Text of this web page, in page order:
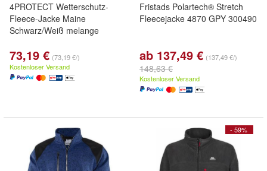
4PROTECT Wetterschutz-
Fleece-Jacke Maine
Schwarz/Weiß melange
73,19 € (73,19 €/)
Kostenloser Versand
Fristads Polartech® Stretch
Fleecejacke 4870 GPY 300490
ab 137,49 € (137,49 €/)
148,63 €
Kostenloser Versand
- 59%